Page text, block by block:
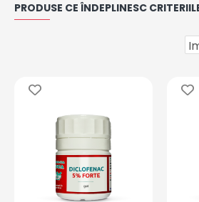
PRODUSE CE ÎNDEPLINESC